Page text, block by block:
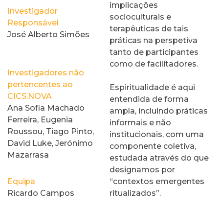
Investigador
Responsável
José Alberto Simões
Investigadores não
pertencentes ao
CICS.NOVA
Ana Sofia Machado
Ferreira, Eugenia
Roussou, Tiago Pinto,
David Luke, Jerónimo
Mazarrasa
Equipa
Ricardo Campos
implicações
socioculturais e
terapêuticas de tais
práticas na perspetiva
tanto de participantes
como de facilitadores.
Espiritualidade é aqui
entendida de forma
ampla, incluindo práticas
informais e não
institucionais, com uma
componente coletiva,
estudada através do que
designamos por
“contextos emergentes
ritualizados”.